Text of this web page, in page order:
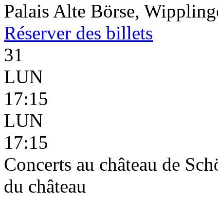
Palais Alte Börse,
Réserver des billets
31
LUN
17:15
LUN
17:15
Concerts au château de
du château